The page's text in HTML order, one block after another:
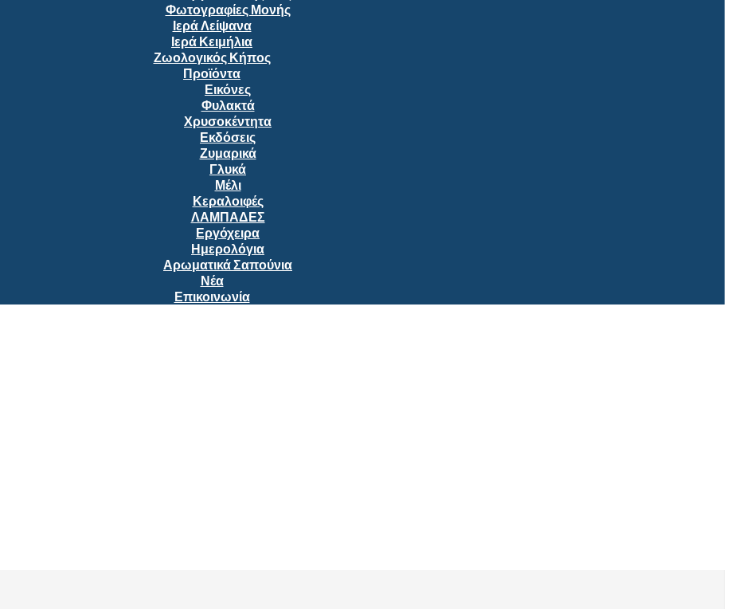
Φωτογραφίες Μονής
Ιερά Λείψανα
Ιερά Κειμήλια
Ζωολογικός Κήπος
Προϊόντα
Εικόνες
Φυλακτά
Χρυσοκέντητα
Εκδόσεις
Ζυμαρικά
Γλυκά
Μέλι
Κεραλοιφές
ΛΑΜΠΑΔΕΣ
Εργόχειρα
Ημερολόγια
Αρωματικά Σαπούνια
Νέα
Επικοινωνία